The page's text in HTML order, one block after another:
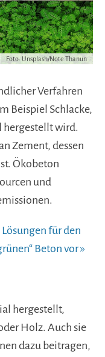
Foto: Unsplash/Note Thanun
Verfahren
Beispiel Schlacke,
hergestellt wird.
Zement, dessen
Ökobeton
und
Lösungen für den
Beton vor »
hergestellt,
Holz. Auch sie
dazu beitragen,